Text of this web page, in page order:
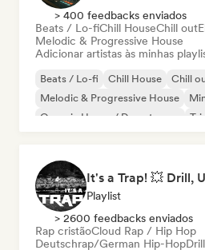
> 400 feedbacks enviados
Beats / Lo-fiChill HouseChill out
Melodic & Progressive House
Adicionar artistas às minhas
Beats / Lo-fi Chill House Chill
Melodic & Progressive House
Organic House / Downtempo
Playlist
> 2600 feedbacks enviados
Rap cristãoCloud Rap / Hip Hop
Deutschrap/German Hip-Hop